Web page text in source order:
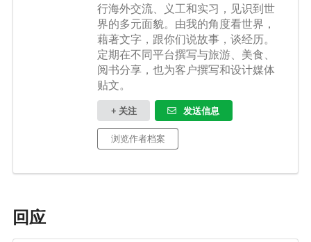
行海外交流、义工和实习，见识到世
界的多元面貌。由我的角度看世界，
藉著文字，跟你们说故事，谈经历。
定期在不同平台撰写与旅游、美食、
阅书分享，也为客户撰写和设计媒体
贴文。
+ 关注 发送信息
浏览作者档案
回应